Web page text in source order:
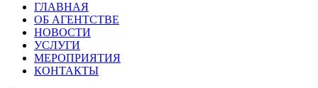
ГЛАВНАЯ
ОБ АГЕНТСТВЕ
НОВОСТИ
УСЛУГИ
МЕРОПРИЯТИЯ
КОНТАКТЫ